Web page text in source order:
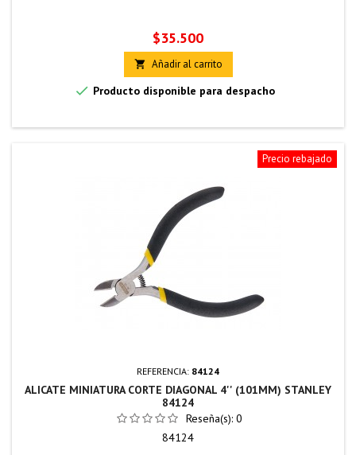
Precio
$35.500
 Añadir al carrito
 Producto disponible para despacho
Precio rebajado
REFERENCIA: 84124
ALICATE MINIATURA CORTE DIAGONAL 4'' (101MM) STANLEY
84124
Reseña(s): 0
84124